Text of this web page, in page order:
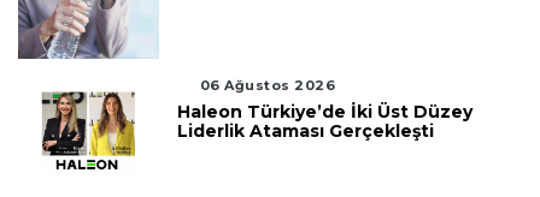
06 Ağustos 2026
Haleon Türkiye’de İki Üst Düzey
Liderlik Ataması Gerçekleşti